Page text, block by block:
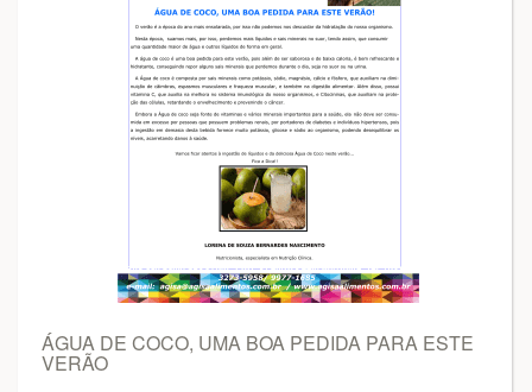
ÁGUA DE COCO, UMA BOA PEDIDA PARA ESTE
VERÃO